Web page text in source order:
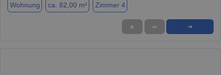
Wohnung ca. 82,00 m² Zimmer 4
★ ➦ ➜